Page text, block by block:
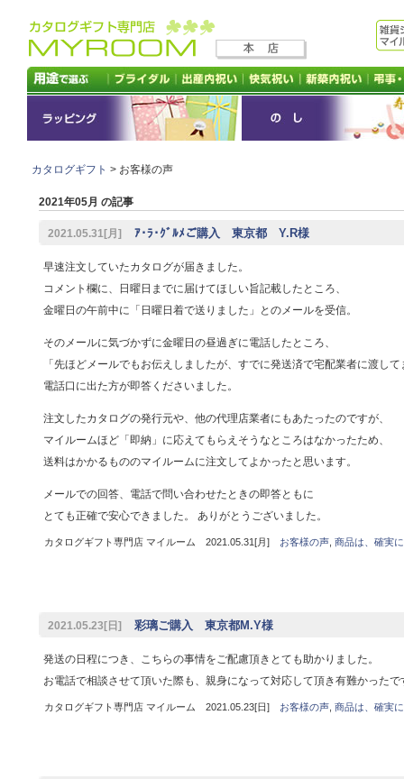
カタログギフト > お客様の声
2021年05月 の記事
2021.05.31[月] ｱ･ﾗ･ｸﾞﾙﾒご購入 東京都 Y.R様
早速注文していたカタログが届きました。
コメント欄に、日曜日までに届けてほしい旨記載したところ、
金曜日の午前中に「日曜日着で送りました」とのメールを受信。
そのメールに気づかずに金曜日の昼過ぎに電話したところ、
「先ほどメールでもお伝えしましたが、すでに発送済で宅配業者に渡して
電話口に出た方が即答くださいました。
注文したカタログの発行元や、他の代理店業者にもあたったのですが、
マイルームほど「即納」に応えてもらえそうなところはなかったため、
送料はかかるもののマイルームに注文してよかったと思います。
メールでの回答、電話で問い合わせたときの即答ともに
とても正確で安心できました。 ありがとうございました。
カタログギフト専門店 マイルーム 2021.05.31[月] お客様の声, 商品は、確実
2021.05.23[日] 彩璃ご購入 東京都M.Y様
発送の日程につき、こちらの事情をご配慮頂きとても助かりました。
お電話で相談させて頂いた際も、親身になって対応して頂き有難かったで
カタログギフト専門店 マイルーム 2021.05.23[日] お客様の声, 商品は、確実